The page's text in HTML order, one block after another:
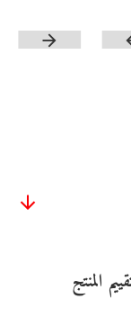
المنتج